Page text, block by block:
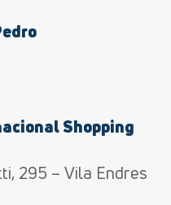
Shopping
295 – Vila Endres